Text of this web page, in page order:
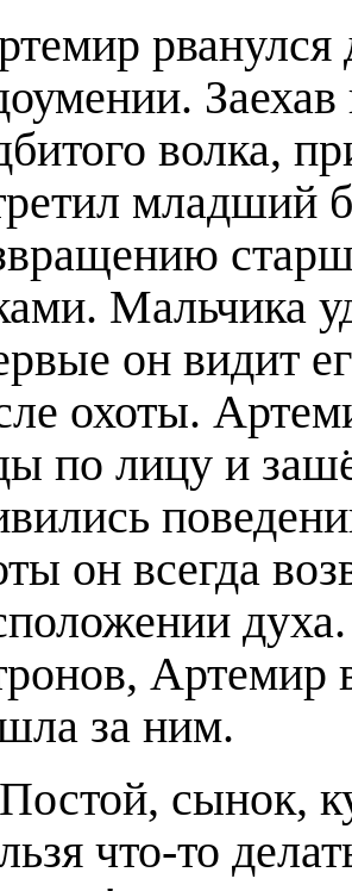
рванулся
волка,
младший
Мальчика
он видит
охоты.
по лицу и
он всегда
Артемир
за ним.
сынок,
что-то